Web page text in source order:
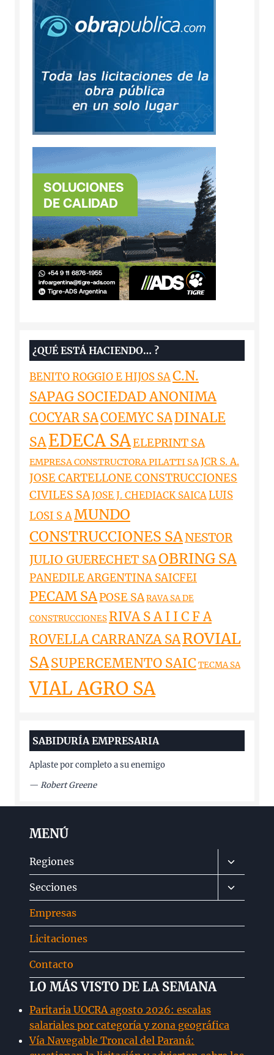
¿QUÉ ESTÁ HACIENDO… ?
BENITO ROGGIO E HIJOS SAC.N.
SAPAG SOCIEDAD ANONIMA
COCYAR SACOEMYC SADINALE
SAEDECA SAELEPRINT SA
EMPRESA CONSTRUCTORA PILATTI SAJCR S. A.
JOSE CARTELLONE CONSTRUCCIONES
CIVILES SAJOSE J. CHEDIACK SAICALUIS
LOSI S AMUNDO
CONSTRUCCIONES SANESTOR
JULIO GUERECHET SAOBRING SA
PANEDILE ARGENTINA SAICFEI
PECAM SAPOSE SARAVA SA DE
CONSTRUCCIONES RIVA S A I I C F A
ROVELLA CARRANZA SAROVIAL
SASUPERCEMENTO SAIC TECMA SA
VIAL AGRO SA
SABIDURÍA EMPRESARIA
Aplaste por completo a su enemigo
— Robert Greene
MENÚ
Regiones
Alternar
menú
hijo
Secciones
Alternar
menú
Empresas
Licitaciones
Contacto
LO MÁS VISTO DE LA SEMANA
Paritaria UOCRA agosto 2026: escalas
salariales por categoría y zona geográfica
Vía Navegable Troncal del Paraná: